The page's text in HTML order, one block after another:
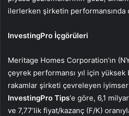
ilerlerken şirketin performansında
InvestingPro İçgörüleri
Meritage Homes Corporation’ın
çeyrek performansı yıl için yüksek
rakamlar şirketi çevreleyen
InvestingPro Tips‘e göre, 6,1
ve 7,77’lik fiyat/kazanç (F/K)